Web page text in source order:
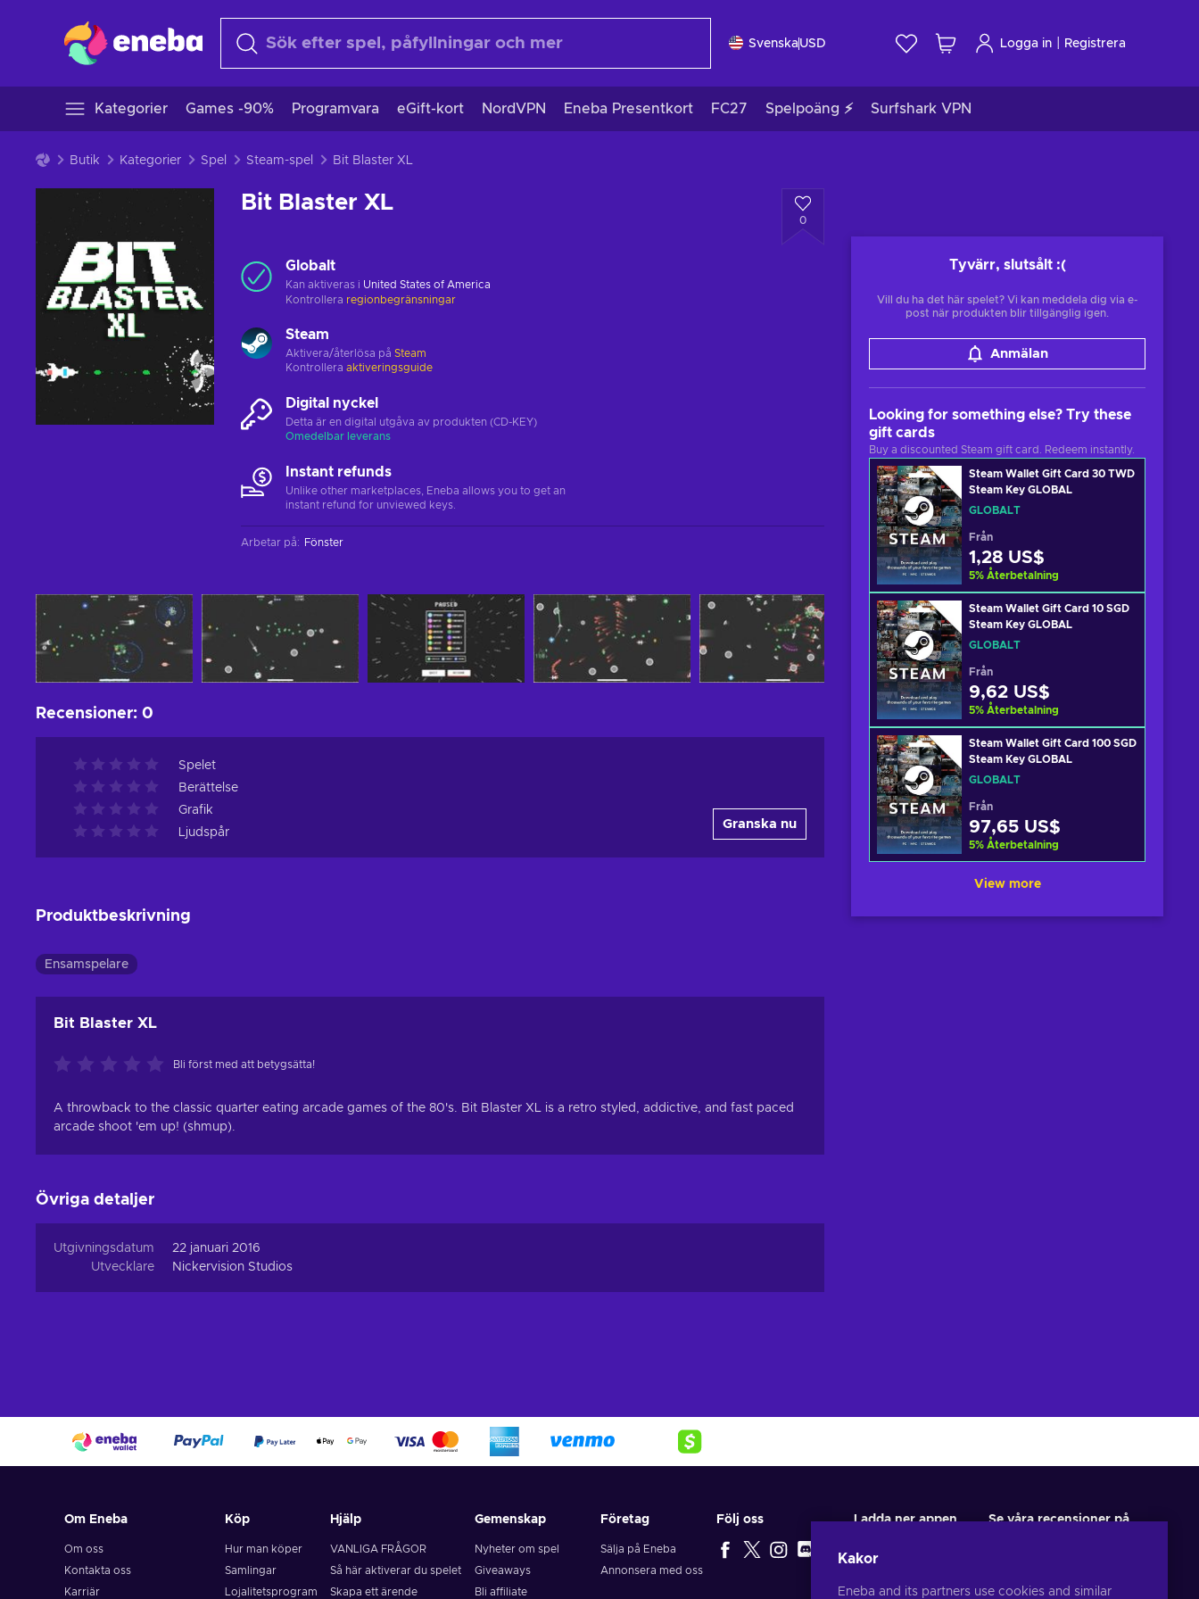
Svenska USD Logga in Registrera
Kategorier Games -90% Programvara eGift-kort NordVPN Eneba Presentkort FC27 Spelpoäng ⚡ Surfshark VPN
Butik Kategorier Spel Steam-spel Bit Blaster XL
Bit Blaster XL
0
Tyvärr, slutsålt :(
Vill du ha det här spelet? Vi kan meddela dig via e-
post när produkten blir tillgänglig igen.
Anmälan
Looking for something else? Try these
gift cards
Buy a discounted Steam gift card. Redeem instantly.
Steam Wallet Gift Card 30 TWD
Steam Key GLOBAL
GLOBALT
Från
1,28 US$
5% Återbetalning
Steam Wallet Gift Card 10 SGD
Steam Key GLOBAL
GLOBALT
Från
9,62 US$
5% Återbetalning
Steam Wallet Gift Card 100 SGD
Steam Key GLOBAL
GLOBALT
Från
97,65 US$
5% Återbetalning
View more
Globalt
Kan aktiveras i United States of America
Kontrollera regionbegränsningar
Steam
Aktivera/återlösa på Steam
Kontrollera aktiveringsguide
Digital nyckel
Detta är en digital utgåva av produkten (CD-KEY)
Omedelbar leverans
Instant refunds
Unlike other marketplaces, Eneba allows you to get an
instant refund for unviewed keys.
Arbetar på: Fönster
Recensioner: 0
Spelet
Berättelse
Grafik
Ljudspår
Granska nu
Produktbeskrivning
Ensamspelare
Bit Blaster XL
Bli först med att betygsätta!
A throwback to the classic quarter eating arcade games of the 80's. Bit Blaster XL is a retro styled, addictive, and fast paced
arcade shoot 'em up! (shmup).
Övriga detaljer
Utgivningsdatum
22 januari 2016
Utvecklare
Nickervision Studios
Om Eneba
Om oss
Kontakta oss
Karriär
Köp
Hur man köper
Samlingar
Lojalitetsprogram
Hjälp
VANLIGA FRÅGOR
Så här aktiverar du spelet
Skapa ett ärende
Gemenskap
Nyheter om spel
Giveaways
Bli affiliate
Företag
Sälja på Eneba
Annonsera med oss
Följ oss Ladda ner appen Se våra recensioner på
Kakor
Eneba and its partners use cookies and similar